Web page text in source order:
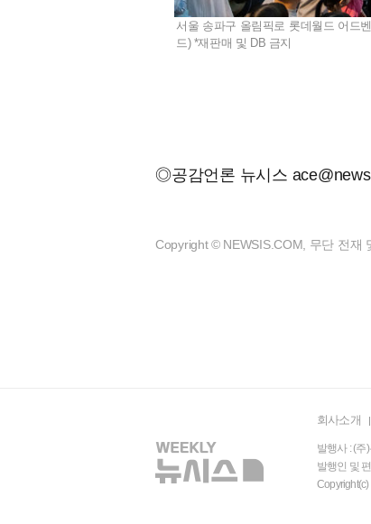
서울 송파구 올림픽로 롯데월드 어드
드) *재판매 및 DB 금지
◎공감언론 뉴시스
Copyright © NEWSIS.COM, 무단 전재
회사소개
발행사 : (
발행인 및